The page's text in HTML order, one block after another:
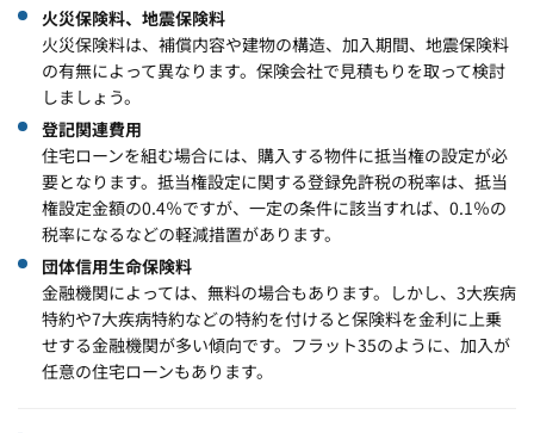
火災保険料、地震保険料
火災保険料は、補償内容や建物の構造、加入期間、地震保険料
の有無によって異なります。保険会社で見積もりを取って検討
しましょう。
登記関連費用
住宅ローンを組む場合には、購入する物件に抵当権の設定が必
要となります。抵当権設定に関する登録免許税の税率は、抵当
権設定金額の0.4％ですが、一定の条件に該当すれば、0.1％の
税率になるなどの軽減措置があります。
団体信用生命保険料
金融機関によっては、無料の場合もあります。しかし、3大疾病
特約や7大疾病特約などの特約を付けると保険料を金利に上乗
せする金融機関が多い傾向です。フラット35のように、加入が
任意の住宅ローンもあります。